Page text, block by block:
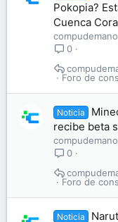
Pokopia?
Cuenca
compudemano
0
Foro de
Noticia
recibe beta
compudemano
0
Foro de
Noticia